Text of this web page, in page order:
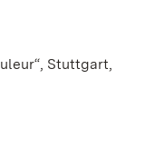
Stuttgart,